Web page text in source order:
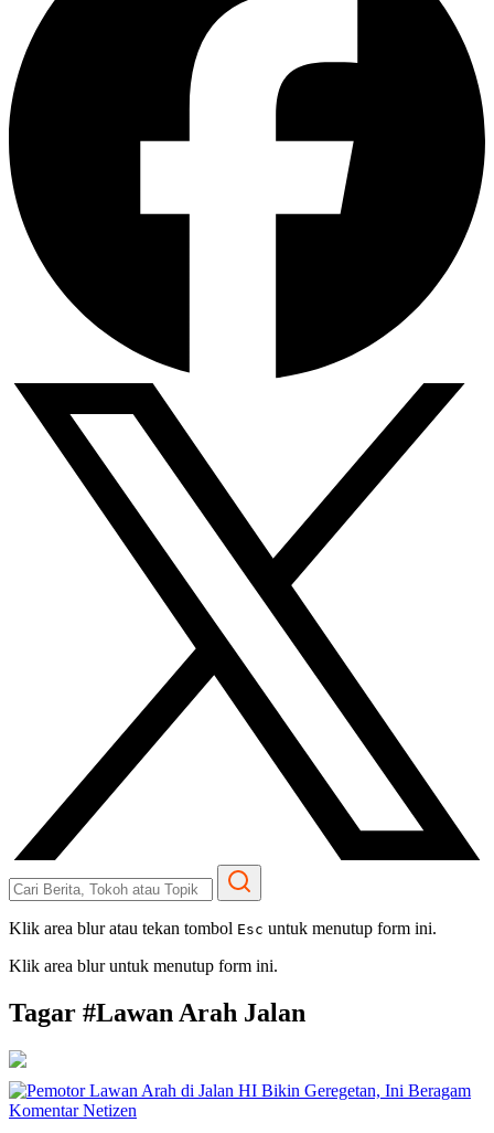
Klik area blur atau tekan tombol Esc untuk menutup form ini.
Klik area blur untuk menutup form ini.
Tagar #Lawan Arah Jalan